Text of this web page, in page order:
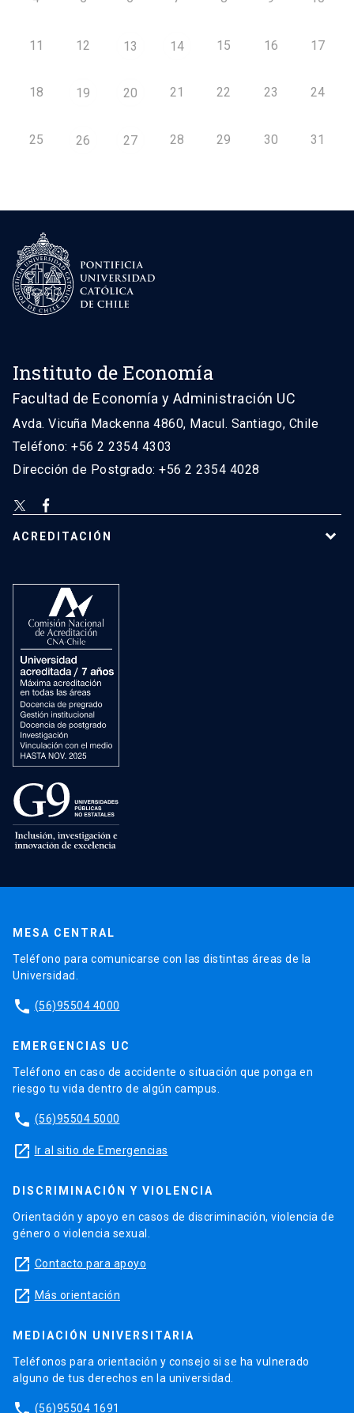
11 12 13 14 15 16 17
18 19 20 21 22 23 24
25 26 27 28 29 30 31
Instituto de Economía
Facultad de Economía y Administración UC
Avda. Vicuña Mackenna 4860, Macul. Santiago, Chile
Teléfono: +56 2 2354 4303
Dirección de Postgrado: +56 2 2354 4028
ACREDITACIÓN
MESA CENTRAL
Teléfono para comunicarse con las distintas áreas de la
Universidad.
phone (56)95504 4000
EMERGENCIAS UC
Teléfono en caso de accidente o situación que ponga en
riesgo tu vida dentro de algún campus.
phone (56)95504 5000
launch Ir al sitio de Emergencias
DISCRIMINACIÓN Y VIOLENCIA
Orientación y apoyo en casos de discriminación, violencia de
género o violencia sexual.
launch Contacto para apoyo
launch Más orientación
MEDIACIÓN UNIVERSITARIA
Teléfonos para orientación y consejo si se ha vulnerado
alguno de tus derechos en la universidad.
(56)95504 1691